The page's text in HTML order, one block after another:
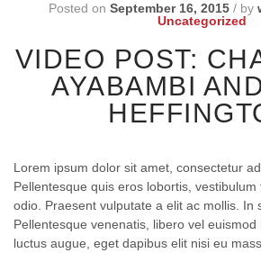
Posted on September 16, 2015 / by
Uncategorized
VIDEO POST:
AYABAMBI
Lorem ipsum dolor sit amet, consectetur
Pellentesque quis eros lobortis,
odio. Praesent vulputate a elit ac mollis. In
Pellentesque venenatis, libero vel
luctus augue, eget dapibus elit nisi eu